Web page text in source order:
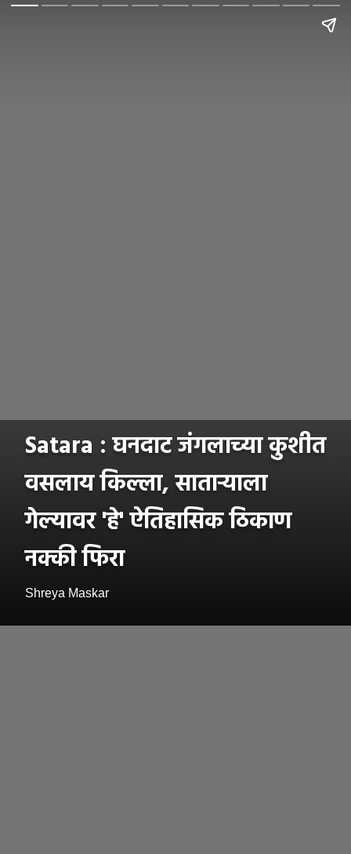
Satara : घनदाट जंगलाच्या कुशीत
वसलाय किल्ला, साताऱ्याला
गेल्यावर 'हे' ऐतिहासिक ठिकाण
नक्की फिरा
Shreya Maskar